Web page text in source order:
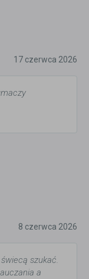
17 czerwca 2026
8 czerwca 2026
szukać.
a